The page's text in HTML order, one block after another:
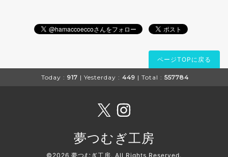
ページTOPに戻る
Today : 917 | Yesterday : 449 | Total : 557784
夢つむぎ工房
©2026 夢つむぎ工房. All Rights Reserved.